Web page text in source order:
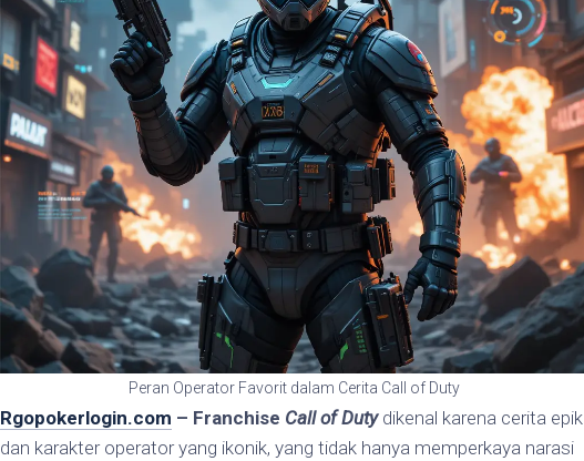
Peran Operator Favorit dalam Cerita Call of Duty
Rgopokerlogin.com – Franchise Call of Duty dikenal karena cerita epik
dan karakter operator yang ikonik, yang tidak hanya memperkaya narasi